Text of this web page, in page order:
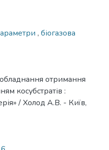
, біогазова
отримання
косубстратів :
/ Холод А.В. - Київ,